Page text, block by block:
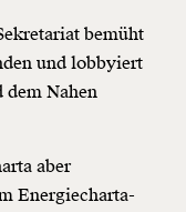
bemüht
und lobbyiert
Nahen
aber
Energiecharta-